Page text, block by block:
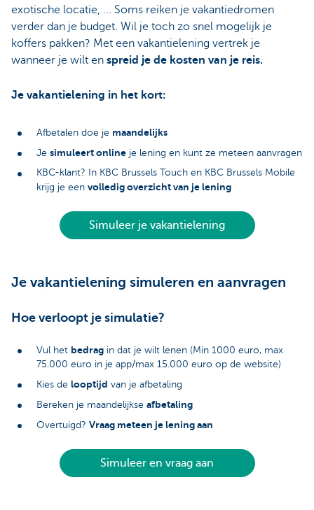
exotische locatie, ... Soms reiken je vakantiedromen
verder dan je budget. Wil je toch zo snel mogelijk je
koffers pakken? Met een vakantielening vertrek je
wanneer je wilt en spreid je de kosten van je reis.
Je vakantielening in het kort:
Afbetalen doe je maandelijks
Je simuleert online je lening en kunt ze meteen aanvragen
KBC-klant? In KBC Brussels Touch en KBC Brussels Mobile
krijg je een volledig overzicht van je lening
Simuleer je vakantielening
Je vakantielening simuleren en aanvragen
Hoe verloopt je simulatie?
Vul het bedrag in dat je wilt lenen (Min 1000 euro, max
75.000 euro in je app/max 15.000 euro op de website)
Kies de looptijd van je afbetaling
Bereken je maandelijkse afbetaling
Overtuigd? Vraag meteen je lening aan
Simuleer en vraag aan